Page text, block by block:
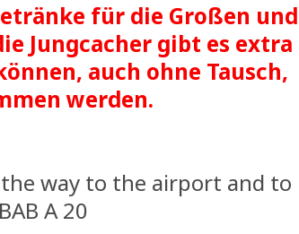
für die Großen und
Jungcacher gibt es extra
auch ohne Tausch,
werden.
way to the airport and to
A 20